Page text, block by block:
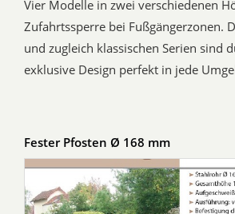
Vier Modelle in zwei verschiedenen
Zufahrtssperre bei Fußgängerzonen.
und zugleich klassischen Serien sind
exklusive Design perfekt in jede
Fester Pfosten Ø 168 mm